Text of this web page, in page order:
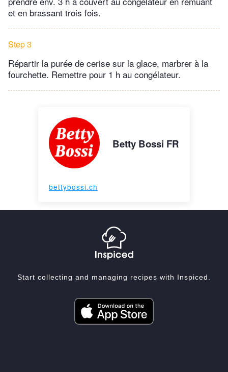
et en brassant trois fois.
Step 3
Répartir la purée de cerise sur la glace, marbrer à la
fourchette. Remettre pour 1 h au congélateur.
Betty Bossi FR
bettybossi.ch
Start collecting and managing recipes with Inspiced.